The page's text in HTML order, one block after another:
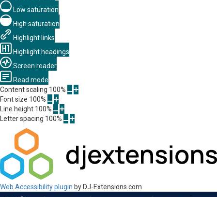
Low saturation
High saturation
Highlight links
Highlight headings
Screen reader
Read mode
Content scaling 100%
Font size 100%
Line height 100%
Letter spacing 100%
Web Accessibility plugin by DJ-Extensions.com